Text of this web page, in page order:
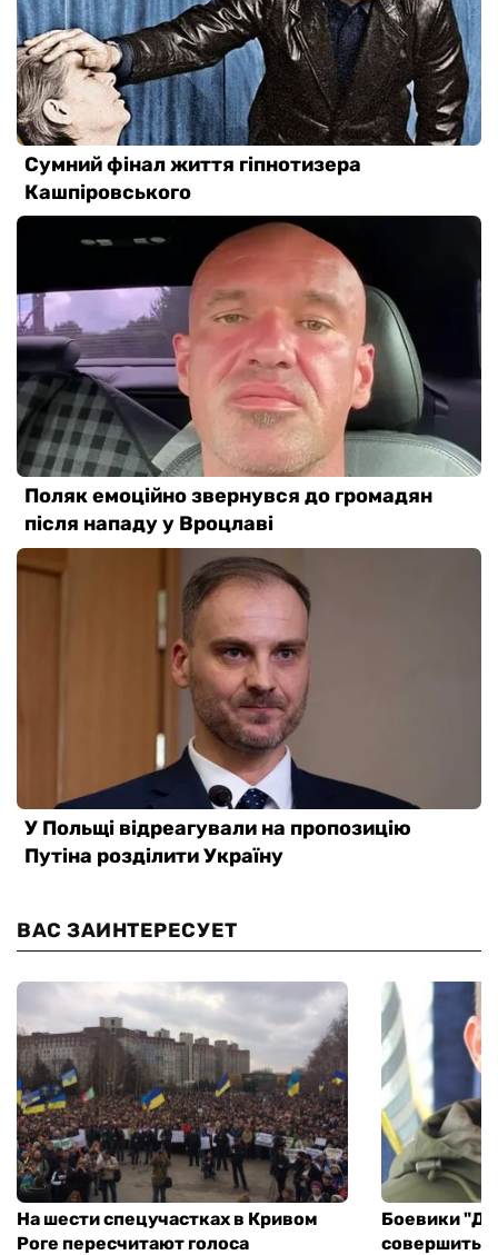
ВАС ЗАИНТЕРЕСУЕТ
На шести спецучастках в Кривом
Роге пересчитают голоса
Боевики
совершить